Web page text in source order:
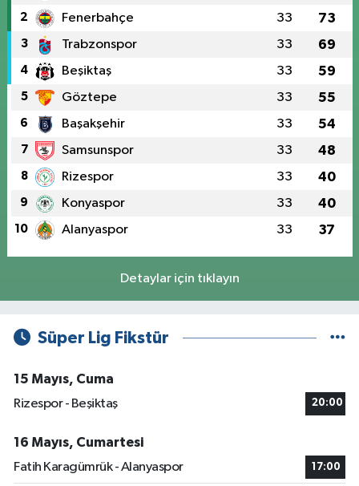
2 Fenerbahçe 33 73
3 Trabzonspor 33 69
4 Beşiktaş 33 59
5 Göztepe 33 55
6 Başakşehir 33 54
7 Samsunspor 33 48
8 Rizespor 33 40
9 Konyaspor 33 40
10 Alanyaspor 33 37
Detaylar için tıklayın
Süper Lig Fikstür
15 Mayıs, Cuma
Rizespor - Beşiktaş
20:00
16 Mayıs, Cumartesi
Fatih Karagümrük - Alanyaspor
17:00